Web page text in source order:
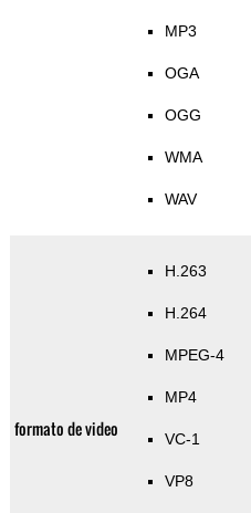
MP3
OGA
OGG
WMA
WAV
formato de video
H.263
H.264
MPEG-4
MP4
VC-1
VP8